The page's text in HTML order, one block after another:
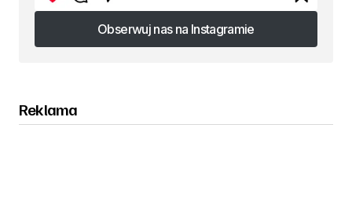
Obserwuj nas na Instagramie
Obserwuj nas na Instagramie
Reklama